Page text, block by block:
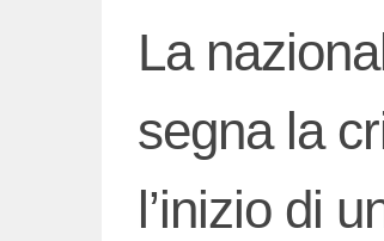
La
segna la
l’inizio di